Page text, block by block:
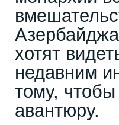
хотят
недавним
тому,
авантюру.